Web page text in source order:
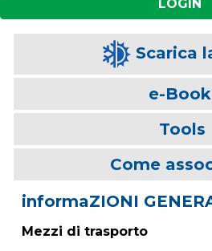
LOGIN
Scarica
e-Book
Tools
Come
informaZIONI
Mezzi di trasporto